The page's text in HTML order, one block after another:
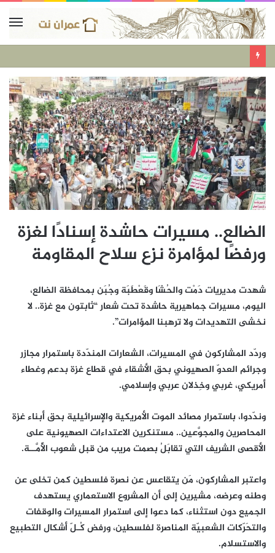
الضالع.. مسيرات حاشدة إسنادًا لغزة
ورفضًا لمؤامرة نزع سلاح المقاومة
شهدت مديريات دَمْت والحُشَا وقَعْطَبَة وجُبَن بمحافظة الضالع،
اليوم، مسيرات جماهيرية حاشدة تحت شعار “ثابتون مع غزة.. لا
نخشى التهديدات ولا ترهبنا المؤامرات”.
وردّد المشاركون في المسيرات، الشعارات المندّدة باستمرار مجازر
وجرائم العدوّ الصهيوني بحق الأشقاء في قطاع غزة بدعم وغطاء
أمريكي، غربي وخِذلان عربي وإسلامي.
وندّدوا، باستمرار مصائد الموت الأمريكية والإسرائيلية بحق أبناء غزة
المحاصرين والمجوَّعين.. مستنكرين الاعتداءات الصهيونية على
الأقصى الشريف التي تقابَلُ بصمت مريب من قبل شعوب الأُمَّــة.
واعتبر المشاركون، مَن يتقاعس عن نصرة فلسطين كمن تخلى عن
وطنه وعرضه، مشيرين إلى أن المشروع الاستعماري يستهدف
الجميع دون استثناء، كما دعوا إلى استمرار المسيرات والوقفات
والتحَرّكات الشعبيّة المناصرة لفلسطين، ورفض كُـلّ أشكال التطبيع
والاستسلام.